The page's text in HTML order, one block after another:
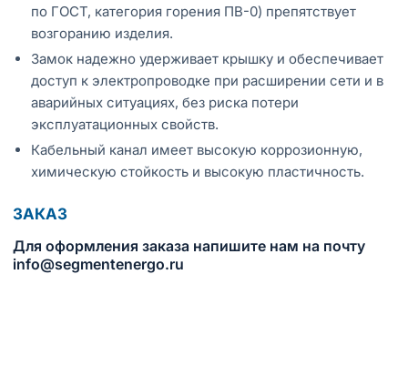
по ГОСТ, категория горения ПВ-0) препятствует
возгоранию изделия.
Замок надежно удерживает крышку и обеспечивает
доступ к электропроводке при расширении сети и в
аварийных ситуациях, без риска потери
эксплуатационных свойств.
Кабельный канал имеет высокую коррозионную,
химическую стойкость и высокую пластичность.
ЗАКАЗ
Для оформления заказа напишите нам на почту
info@segmentenergo.ru